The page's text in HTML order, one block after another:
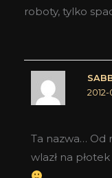
roboty, tylko
Ta nazwa… Od
wlazł na